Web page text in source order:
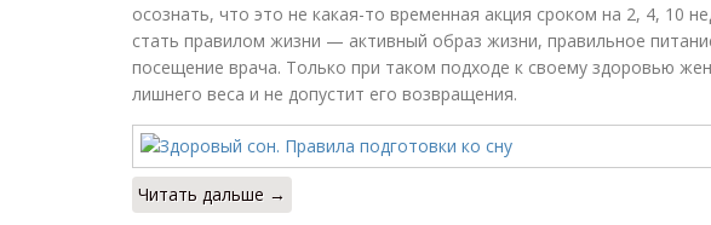
осознать, что это не какая-то временная акция сроком на 2, 4, 10
стать правилом жизни — активный образ жизни, правильное
посещение врача. Только при таком подходе к своему здоровью
лишнего веса и не допустит его возвращения.
Читать дальше →